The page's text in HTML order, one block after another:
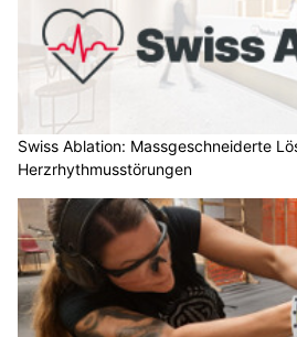
Swiss Ablation: Massgeschneiderte
Herzrhythmusstörungen